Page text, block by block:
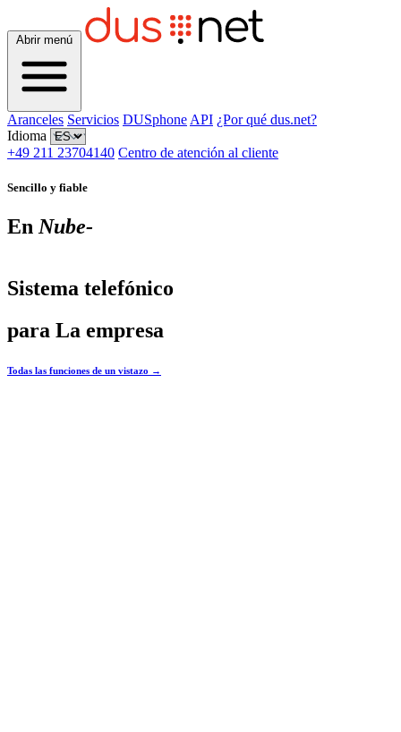
Abrir menú
Aranceles Servicios DUSphone API ¿Por qué dus.net?
Idioma
+49 211 23704140 Centro de atención al cliente
Sencillo y fiable
EnNube-
Sistema telefónico
para La empresa
Todas las funciones de un vistazo →